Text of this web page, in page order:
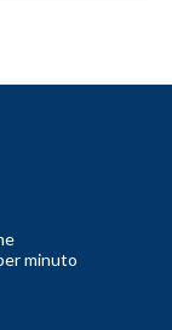
minuto